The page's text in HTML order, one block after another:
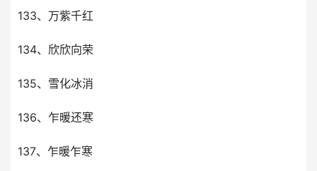
133、万紫千红
134、欣欣向荣
135、雪化冰消
136、乍暖还寒
137、乍暖乍寒